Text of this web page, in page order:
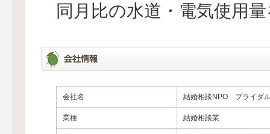
同月比の水道・電気使用
会社名 結婚相談NPO ブライダ
業種 結婚相談業